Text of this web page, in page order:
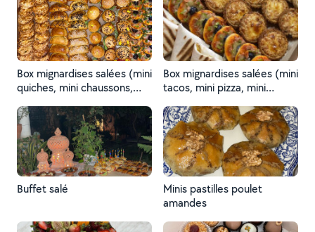
assortiment de fromages,
mini pain, fruits secs,
olives…)
Box mignardises salées (mini
quiches, mini chaussons,
Box mignardises salées (mini
tacos, mini pizza, mini
Buffet salé
Minis pastilles poulet
amandes